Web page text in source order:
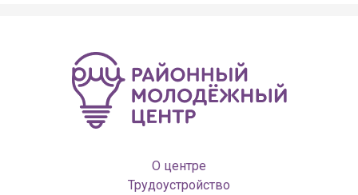
О центре
Трудоустройство